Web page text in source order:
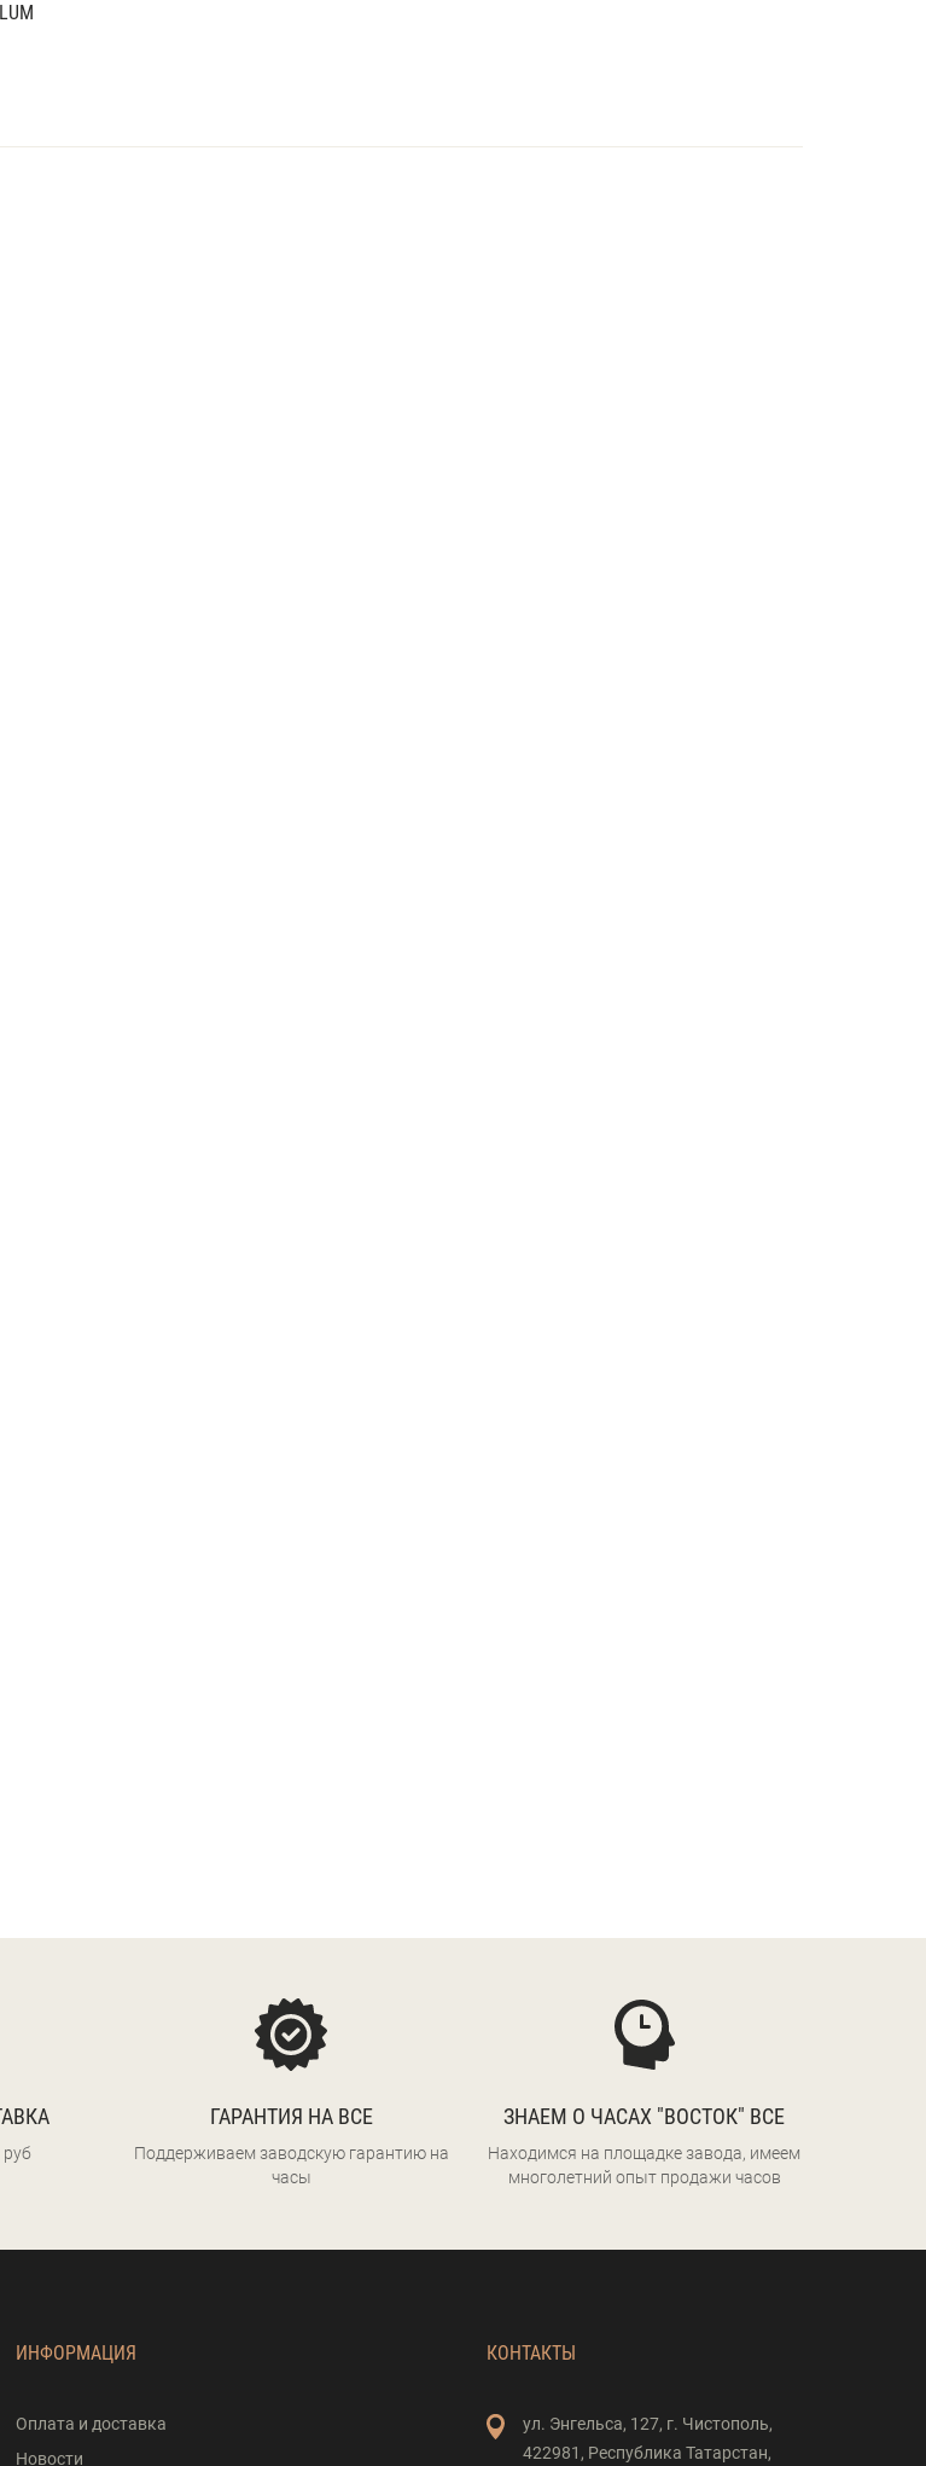
руб
ГАРАНТИЯ НА ВСЕ
Поддерживаем заводскую гарантию на
часы
ЗНАЕМ О ЧАСАХ "ВОСТОК" ВСЕ
Находимся на площадке завода, имеем
многолетний опыт продажи часов
ИНФОРМАЦИЯ
Оплата и доставка
Новости
КОНТАКТЫ
ул. Энгельса, 127, г. Чистополь,
422981, Республика Татарстан,